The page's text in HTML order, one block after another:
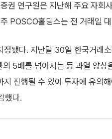
권 연구원은 지난해 주요 자회
POSCO홀딩스는 전 거래일
정됐다. 지난달 30일 한국거래
5배를 넘어서는 등 과열 양상
진행될 수 있어 투자에 유의
했다.